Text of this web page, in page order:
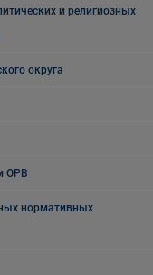
и религиозных
округа
ОРВ
нормативных